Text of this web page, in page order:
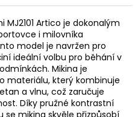
MJ2101 Artico je dokonalým
i milovníka
model je navržen pro
ideální volbu pro běhání v
Mikina je
materiálu, který kombinuje
a vlnu, což zaručuje
Díky pružné kontrastní
mikina skvěle přizpůsobí